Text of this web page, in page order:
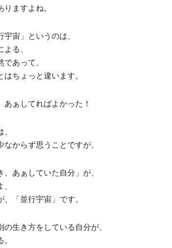
りますよね。
宇宙」というのは、
る、
あって、
はちょっと違います。
あぁしてればよかった！
なからず思うことですが、
、あぁしていた自分」が、
、「並行宇宙」です。
の生き方をしている自分が、